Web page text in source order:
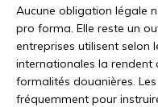
Aucune obligation légale
pro forma. Elle reste un
entreprises utilisent selon
internationales la rendent
formalités douanières.
fréquemment pour